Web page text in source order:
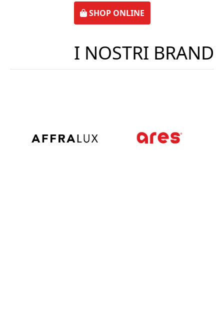
SHOP ONLINE
I NOSTRI BRAND